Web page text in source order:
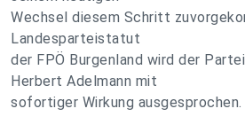
Wechsel diesem Schritt
Landesparteistatut
der FPÖ Burgenland wird der
Herbert Adelmann mit
sofortiger Wirkung ausgesprochen.